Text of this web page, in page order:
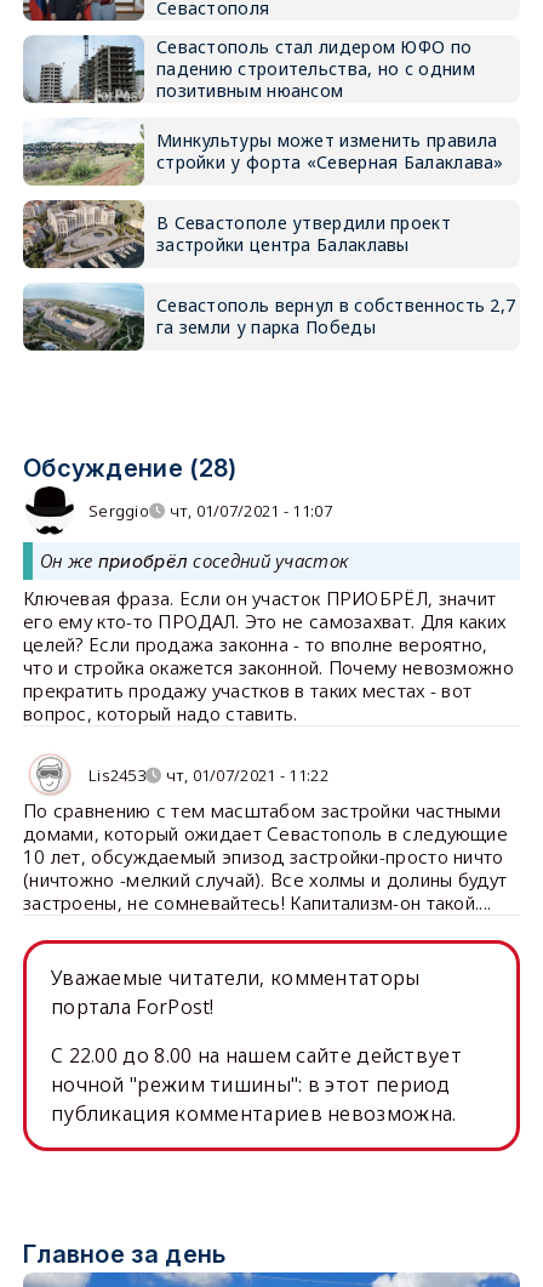
Севастополя
Севастополь стал лидером ЮФО по
падению строительства, но с одним
позитивным нюансом
Минкультуры может изменить правила
стройки у форта «Северная Балаклава»
В Севастополе утвердили проект
застройки центра Балаклавы
Севастополь вернул в собственность 2,7
га земли у парка Победы
Обсуждение (28)
Serggio чт, 01/07/2021 - 11:07
Он же приобрёл соседний участок
Ключевая фраза. Если он участок ПРИОБРЁЛ, значит
его ему кто-то ПРОДАЛ. Это не самозахват. Для каких
целей? Если продажа законна - то вполне вероятно,
что и стройка окажется законной. Почему невозможно
прекратить продажу участков в таких местах - вот
вопрос, который надо ставить.
Lis2453 чт, 01/07/2021 - 11:22
По сравнению с тем масштабом застройки частными
домами, который ожидает Севастополь в следующие
10 лет, обсуждаемый эпизод застройки-просто ничто
(ничтожно -мелкий случай). Все холмы и долины будут
застроены, не сомневайтесь! Капитализм-он такой....
Уважаемые читатели, комментаторы
портала ForPost!
C 22.00 до 8.00 на нашем сайте действует
ночной "режим тишины": в этот период
публикация комментариев невозможна.
Главное за день